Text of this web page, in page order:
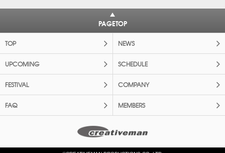
PAGETOP
TOP NEWS
UPCOMING SCHEDULE
FESTIVAL COMPANY
FAQ MEMBERS